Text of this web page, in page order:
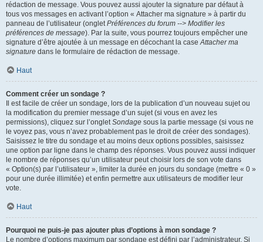
rédaction de message. Vous pouvez aussi ajouter la signature par défaut à
tous vos messages en activant l’option « Attacher ma signature » à partir du
panneau de l’utilisateur (ongletPréférences du forum --> Modifier les
préférences de message). Par la suite, vous pourrez toujours empêcher une
signature d’être ajoutée à un message en décochant la caseAttacher ma
signature dans le formulaire de rédaction de message.
Haut
Comment créer un sondage ?
Il est facile de créer un sondage, lors de la publication d’un nouveau sujet ou
la modification du premier message d’un sujet (si vous en avez les
permissions), cliquez sur l’ongletSondage sous la partie message (si vous ne
le voyez pas, vous n’avez probablement pas le droit de créer des sondages).
Saisissez le titre du sondage et au moins deux options possibles, saisissez
une option par ligne dans le champ des réponses. Vous pouvez aussi indiquer
le nombre de réponses qu’un utilisateur peut choisir lors de son vote dans
« Option(s) par l’utilisateur », limiter la durée en jours du sondage (mettre « 0 »
pour une durée illimitée) et enfin permettre aux utilisateurs de modifier leur
vote.
Haut
Pourquoi ne puis-je pas ajouter plus d’options à mon sondage ?
Le nombre d’options maximum par sondage est défini par l’administrateur. Si